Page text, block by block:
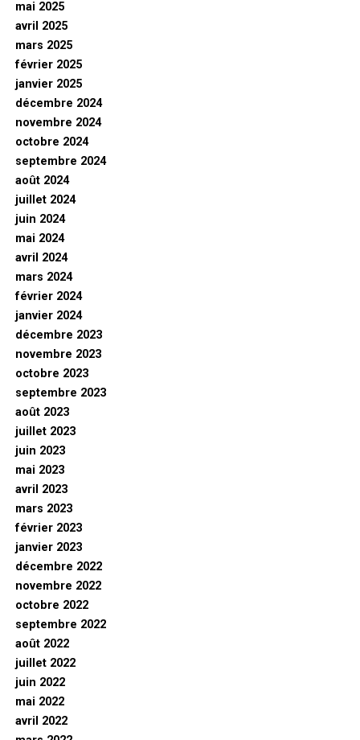
mai 2025
avril 2025
mars 2025
février 2025
janvier 2025
décembre 2024
novembre 2024
octobre 2024
septembre 2024
août 2024
juillet 2024
juin 2024
mai 2024
avril 2024
mars 2024
février 2024
janvier 2024
décembre 2023
novembre 2023
octobre 2023
septembre 2023
août 2023
juillet 2023
juin 2023
mai 2023
avril 2023
mars 2023
février 2023
janvier 2023
décembre 2022
novembre 2022
octobre 2022
septembre 2022
août 2022
juillet 2022
juin 2022
mai 2022
avril 2022